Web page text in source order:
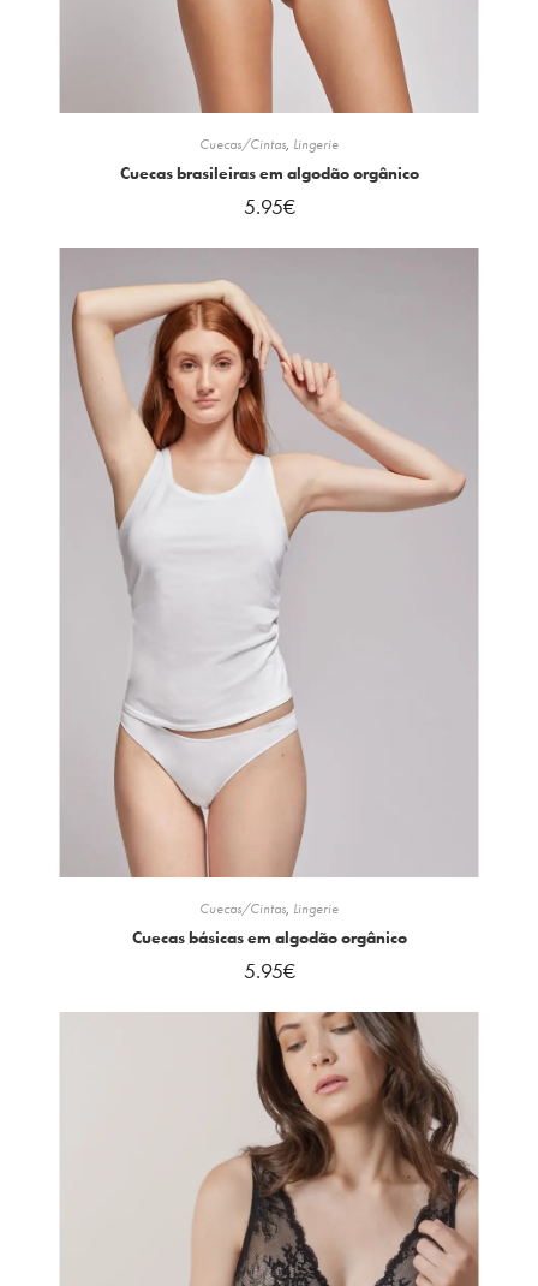
Cuecas/Cintas, Lingerie
Cuecas brasileiras em algodão orgânico
5.95€
Cuecas/Cintas, Lingerie
Cuecas básicas em algodão orgânico
5.95€